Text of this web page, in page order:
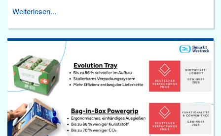
Weiterlesen...